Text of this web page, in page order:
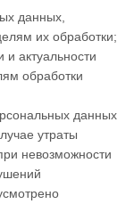
данных,
их обработки;
актуальности
обработки
данных
утраты
невозможности